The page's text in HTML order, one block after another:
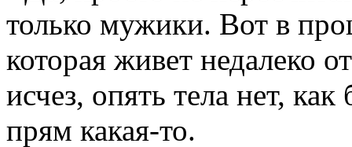
только мужики. Вот в
которая живет недалеко
исчез, опять тела нет,
прям какая-то.